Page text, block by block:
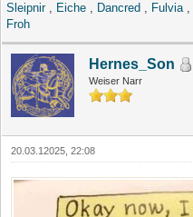
Sleipnir, Eiche , Dancred , Fulvia,
Froh
Hernes_Son
Weiser Narr
20.03.12025, 22:08